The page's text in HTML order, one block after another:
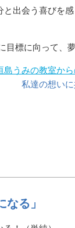
出会う喜びを
目標に向って、
島うみの教室か
私達の想い
る」